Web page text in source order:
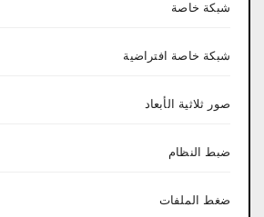
شبكة خاصة
شبكة خاصة افتراضية
صور ثلاثية الأبعاد
ضبط النظام
ضغط الملفات